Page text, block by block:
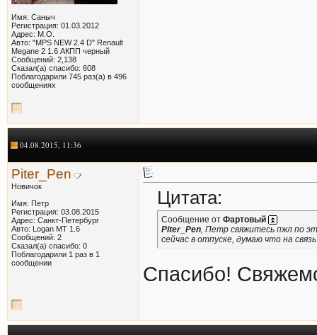
Имя: Саныч
Регистрация: 01.03.2012
Адрес: М.О.
Авто: "MPS NEW 2.4 D" Renault
Megane 2 1.6 АКПП черный
Сообщений: 2,138
Сказал(а) спасибо: 608
Поблагодарили 745 раз(а) в 496
сообщениях
04.08.2015, 11:36
Piter_Pen
Новичок
Имя: Петр
Регистрация: 03.08.2015
Адрес: Санкт-Петербург
Авто: Logan MT 1.6
Сообщений: 2
Сказал(а) спасибо: 0
Поблагодарили 1 раз в 1
сообщении
Цитата:
Сообщение от Фартовый
Piter_Pen, Петр свяжитесь пжл по
сейчас в отпуске, думаю что на
Спасибо!